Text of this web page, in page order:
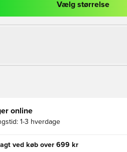
til at logge ind eller tilmelde
Vælg størrelse
online
1-3 hverdage
ved køb over 699 kr